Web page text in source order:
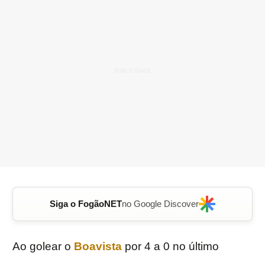
Siga o FogãoNETno Google Discover
Ao golear o Boavista por 4 a 0 no último